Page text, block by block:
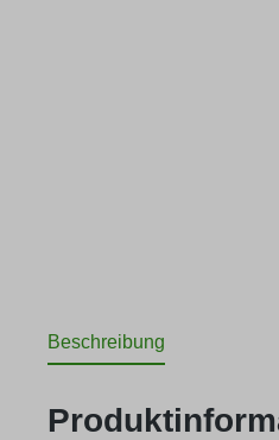
Beschreibung